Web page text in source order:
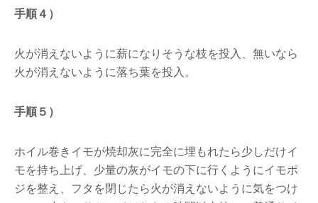
手順４）
火が消えないように薪になりそうな枝を投入、無いなら
火が消えないように落ち葉を投入。
手順５）
ホイル巻きイモが焼却灰に完全に埋もれたら少しだけイ
モを持ち上げ、少量の灰がイモの下に行くようにイモポ
ジを整え、フタを閉じたら火が消えないように気をつけ